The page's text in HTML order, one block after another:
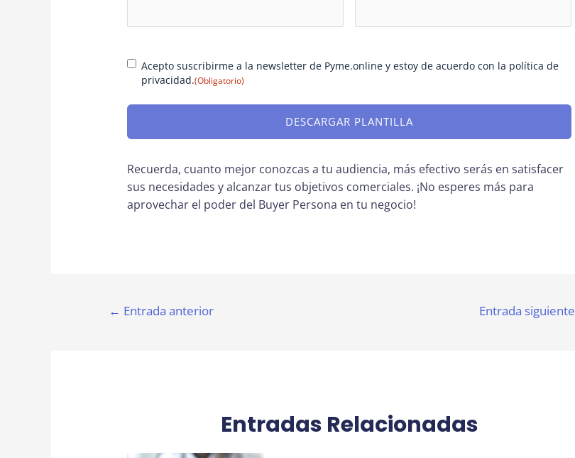
Consentimiento(Obligatorio)
Acepto suscribirme a la newsletter de Pyme.online y estoy de acuerdo con la política de
privacidad.(Obligatorio)
Recuerda, cuanto mejor conozcas a tu audiencia, más efectivo serás en satisfacer
sus necesidades y alcanzar tus objetivos comerciales. ¡No esperes más para
aprovechar el poder del Buyer Persona en tu negocio!
Navegación
← Entrada anterior Entrada siguiente
Entradas Relacionadas